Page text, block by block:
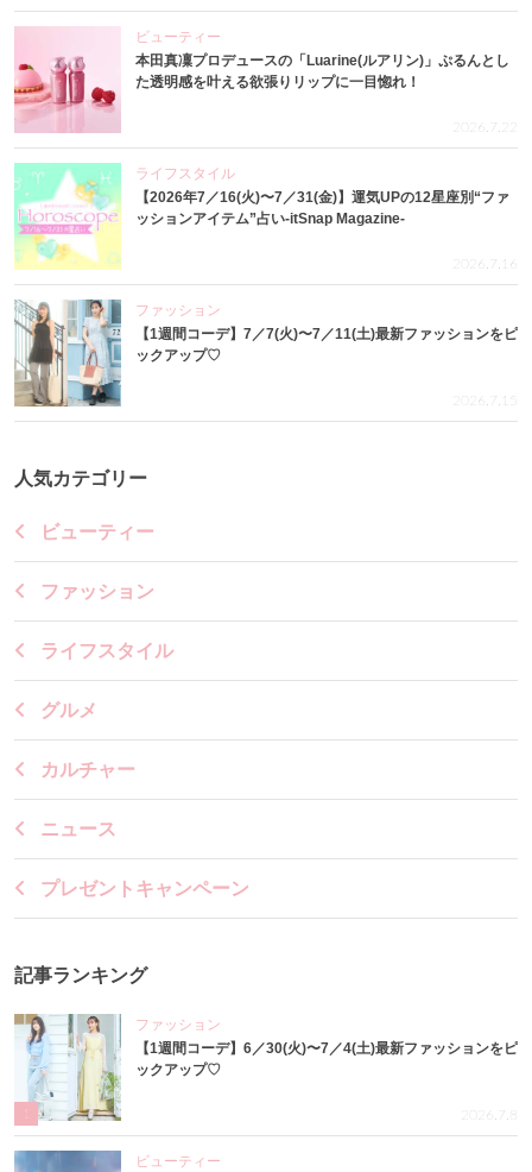
ビューティー
本田真凜プロデュースの「Luarine(ルアリン)」ぷるんとし
た透明感を叶える欲張りリップに一目惚れ！
2026.7.22
ライフスタイル
【2026年7／16(火)〜7／31(金)】運気UPの12星座別“ファ
ッションアイテム”占い-itSnap Magazine-
2026.7.16
ファッション
【1週間コーデ】7／7(火)〜7／11(土)最新ファッションをピ
ックアップ♡
2026.7.15
人気カテゴリー
ビューティー
ファッション
ライフスタイル
グルメ
カルチャー
ニュース
プレゼントキャンペーン
記事ランキング
ファッション
【1週間コーデ】6／30(火)〜7／4(土)最新ファッションをピ
ックアップ♡
2026.7.8
ビューティー